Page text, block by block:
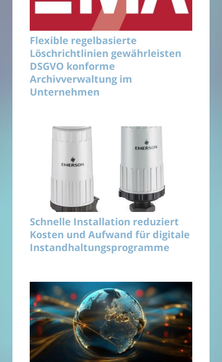
Flexible regelbasierte
Löschrichtlinien gewährleisten
DSGVO konforme
Archivverwaltung im
Unternehmen
Schnelle Installation reduziert
Kosten und Aufwand für digitale
Instandhaltungsprogramme